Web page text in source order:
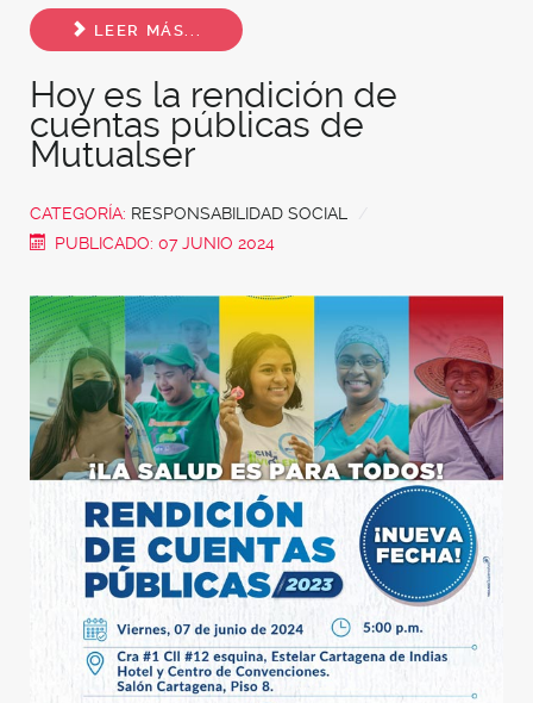
Share
LEER MÁS...
Hoy es la rendición de
cuentas públicas de
Mutualser
CATEGORÍA: RESPONSABILIDAD SOCIAL
PUBLICADO: 07 JUNIO 2024